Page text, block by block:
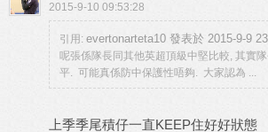
2015-9-10 09:53:28
引用: evertonarteta10 發表於 2015-9-9
呢張係隊長同其他英超頂級中堅比較, 其實
平. 可能真係防中保護性唔夠. 大家認為 ...
上季季尾積仔一直KEEP住好好狀態